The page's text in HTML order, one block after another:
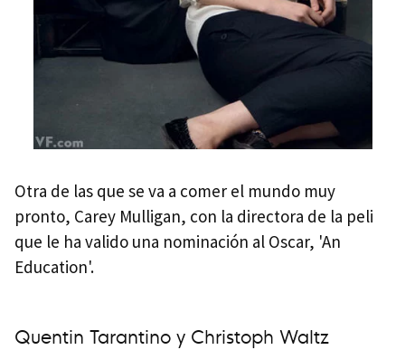
Otra de las que se va a comer el mundo muy
pronto, Carey Mulligan, con la directora de la peli
que le ha valido una nominación al Oscar, 'An
Education'.
Quentin Tarantino y Christoph Waltz